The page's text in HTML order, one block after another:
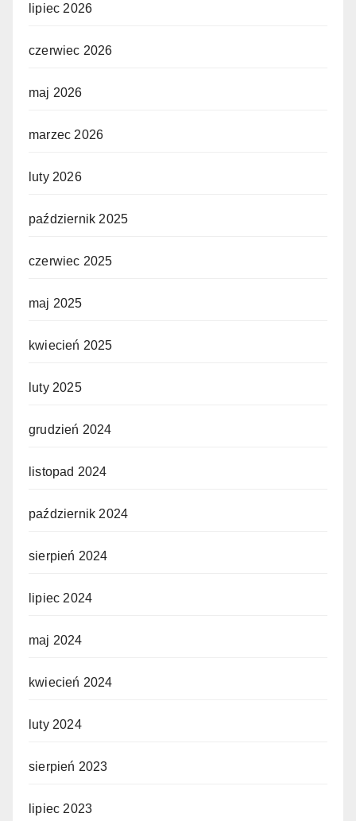
lipiec 2026
czerwiec 2026
maj 2026
marzec 2026
luty 2026
październik 2025
czerwiec 2025
maj 2025
kwiecień 2025
luty 2025
grudzień 2024
listopad 2024
październik 2024
sierpień 2024
lipiec 2024
maj 2024
kwiecień 2024
luty 2024
sierpień 2023
lipiec 2023